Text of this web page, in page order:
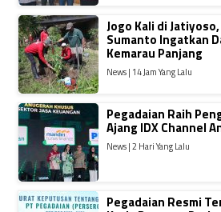
Jogo Kali di
Sumanto Ingatkan
Kemarau Panjang
News | 14 Jam Yang Lalu
Pegadaian Raih
Ajang IDX Channel
News | 2 Hari Yang Lalu
Pegadaian Resmi